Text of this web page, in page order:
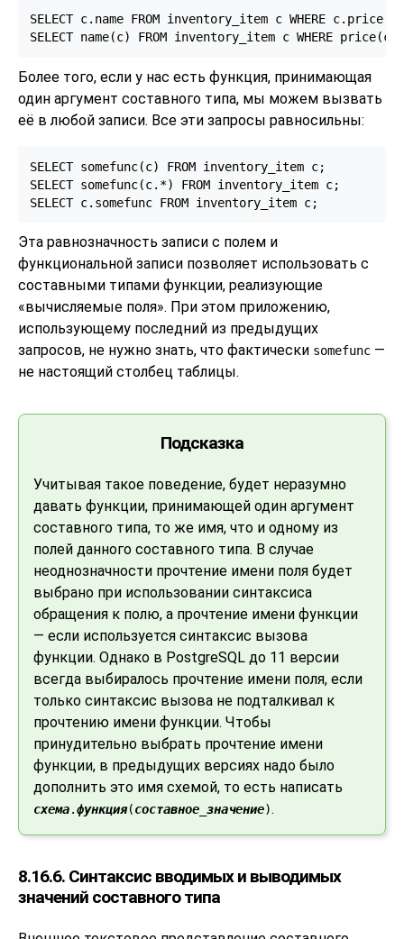
SELECT c.name FROM inventory_item c WHERE c.price
SELECT name(c) FROM inventory_item c WHERE
Более того, если у нас есть функция, принимающая
один аргумент составного типа, мы можем вызвать
её в любой записи. Все эти запросы равносильны:
SELECT somefunc(c) FROM inventory_item c;
SELECT somefunc(c.*) FROM inventory_item c;
SELECT c.somefunc FROM inventory_item c;
Эта равнозначность записи с полем и
функциональной записи позволяет использовать с
составными типами функции, реализующие
«вычисляемые поля». При этом приложению,
использующему последний из предыдущих
запросов, не нужно знать, что фактически somefunc —
не настоящий столбец таблицы.
Подсказка
Учитывая такое поведение, будет неразумно
давать функции, принимающей один аргумент
составного типа, то же имя, что и одному из
полей данного составного типа. В случае
неоднозначности прочтение имени поля будет
выбрано при использовании синтаксиса
обращения к полю, а прочтение имени функции
— если используется синтаксис вызова
функции. Однако в PostgreSQL до 11 версии
всегда выбиралось прочтение имени поля, если
только синтаксис вызова не подталкивал к
прочтению имени функции. Чтобы
принудительно выбрать прочтение имени
функции, в предыдущих версиях надо было
дополнить это имя схемой, то есть написать
схема.функция(составное_значение).
8.16.6. Синтаксис вводимых и выводимых
значений составного типа